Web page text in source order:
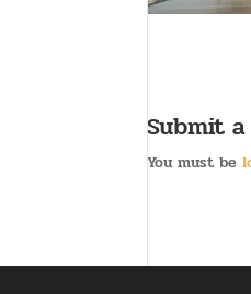
Submit
You must be